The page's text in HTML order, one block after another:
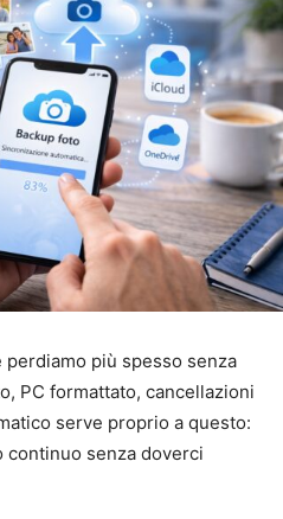
più spesso senza
PC formattato, cancellazioni
serve proprio a questo:
continuo senza doverci